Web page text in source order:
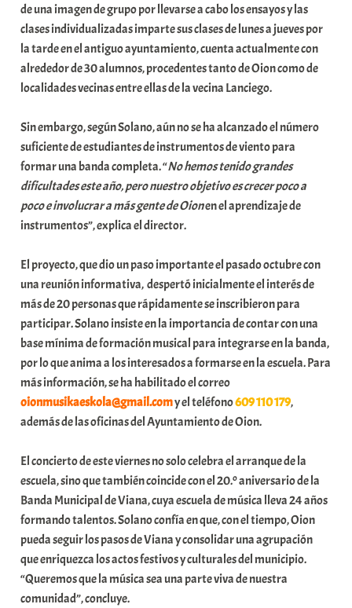
de una imagen de grupo por llevarse a cabo los ensayos y las
clases individualizadas imparte sus clases de lunes a jueves por
la tarde en el antiguo ayuntamiento, cuenta actualmente con
alrededor de 30 alumnos, procedentes tanto de Oion como de
localidades vecinas entre ellas de la vecina Lanciego.
Sin embargo, según Solano, aún no se ha alcanzado el número
suficiente de estudiantes de instrumentos de viento para
formar una banda completa. “No hemos tenido grandes
dificultades este año, pero nuestro objetivo es crecer poco a
poco e involucrar a más gente de Oionen el aprendizaje de
instrumentos”, explica el director.
El proyecto, que dio un paso importante el pasado octubre con
una reunión informativa, despertó inicialmente el interés de
más de 20 personas que rápidamente se inscribieron para
participar. Solano insiste en la importancia de contar con una
base mínima de formación musical para integrarse en la banda,
por lo que anima a los interesados a formarse en la escuela. Para
más información, se ha habilitado el correo
oionmusikaeskola@gmail.comy el teléfono609 110 179,
además de las oficinas del Ayuntamiento de Oion.
El concierto de este viernes no solo celebra el arranque de la
escuela, sino que también coincide con el 20.º aniversario de la
Banda Municipal de Viana, cuya escuela de música lleva 24 años
formando talentos. Solano confía en que, con el tiempo, Oion
pueda seguir los pasos de Viana y consolidar una agrupación
que enriquezca los actos festivos y culturales del municipio.
“Queremos que la música sea una parte viva de nuestra
comunidad”, concluye.